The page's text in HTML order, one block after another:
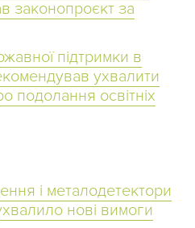
законопроєкт за
підтримки в
ухвалити
подолання освітніх
і металодетектори
нові вимоги